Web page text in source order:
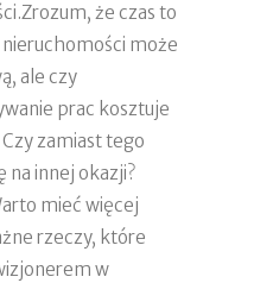
że czas to
może
ale czy
prac kosztuje
zamiast tego
na innej okazji?
mieć więcej
rzeczy, które
w